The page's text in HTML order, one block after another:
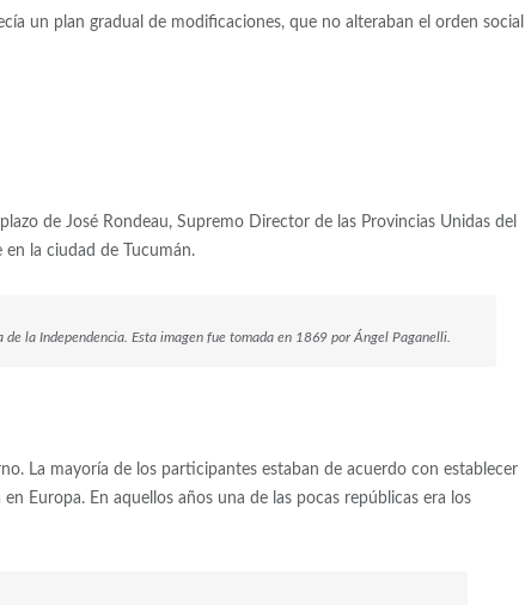
un plan gradual de modificaciones, que no alteraban el orden social
de José Rondeau, Supremo Director de las Provincias Unidas del
en la ciudad de Tucumán.
la Independencia. Esta imagen fue tomada en 1869 por Ángel Paganelli.
La mayoría de los participantes estaban de acuerdo con establecer
Europa. En aquellos años una de las pocas repúblicas era los